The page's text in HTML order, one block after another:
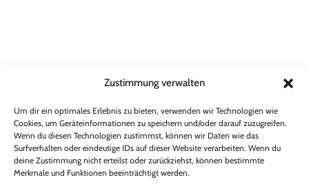
Zustimmung verwalten
Um dir ein optimales Erlebnis zu bieten, verwenden wir Technologien wie
Cookies, um Geräteinformationen zu speichern und/oder darauf zuzugreifen.
Wenn du diesen Technologien zustimmst, können wir Daten wie das
Surfverhalten oder eindeutige IDs auf dieser Website verarbeiten. Wenn du
deine Zustimmung nicht erteilst oder zurückziehst, können bestimmte
Merkmale und Funktionen beeinträchtigt werden.